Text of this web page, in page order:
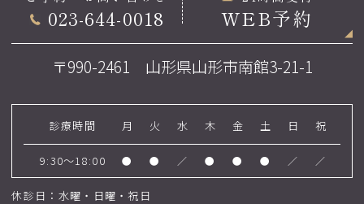
023-644-0018 WEB予約
〒990-2461 山形県山形市南館3-21-1
診療時間 月 火 水 木 金 土 日 祝
9:30～18:00 ● ● ／ ● ● ● ／ ／
休診日：水曜・日曜・祝日